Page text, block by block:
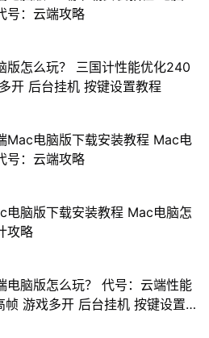
号：云端攻略
版怎么玩？ 三国计性能优化240
开 后台挂机 按键设置教程
Mac电脑版下载安装教程 Mac电
号：云端攻略
电脑版下载安装教程 Mac电脑怎
攻略
电脑版怎么玩？ 代号：云端性能
游戏多开 后台挂机 按键设置